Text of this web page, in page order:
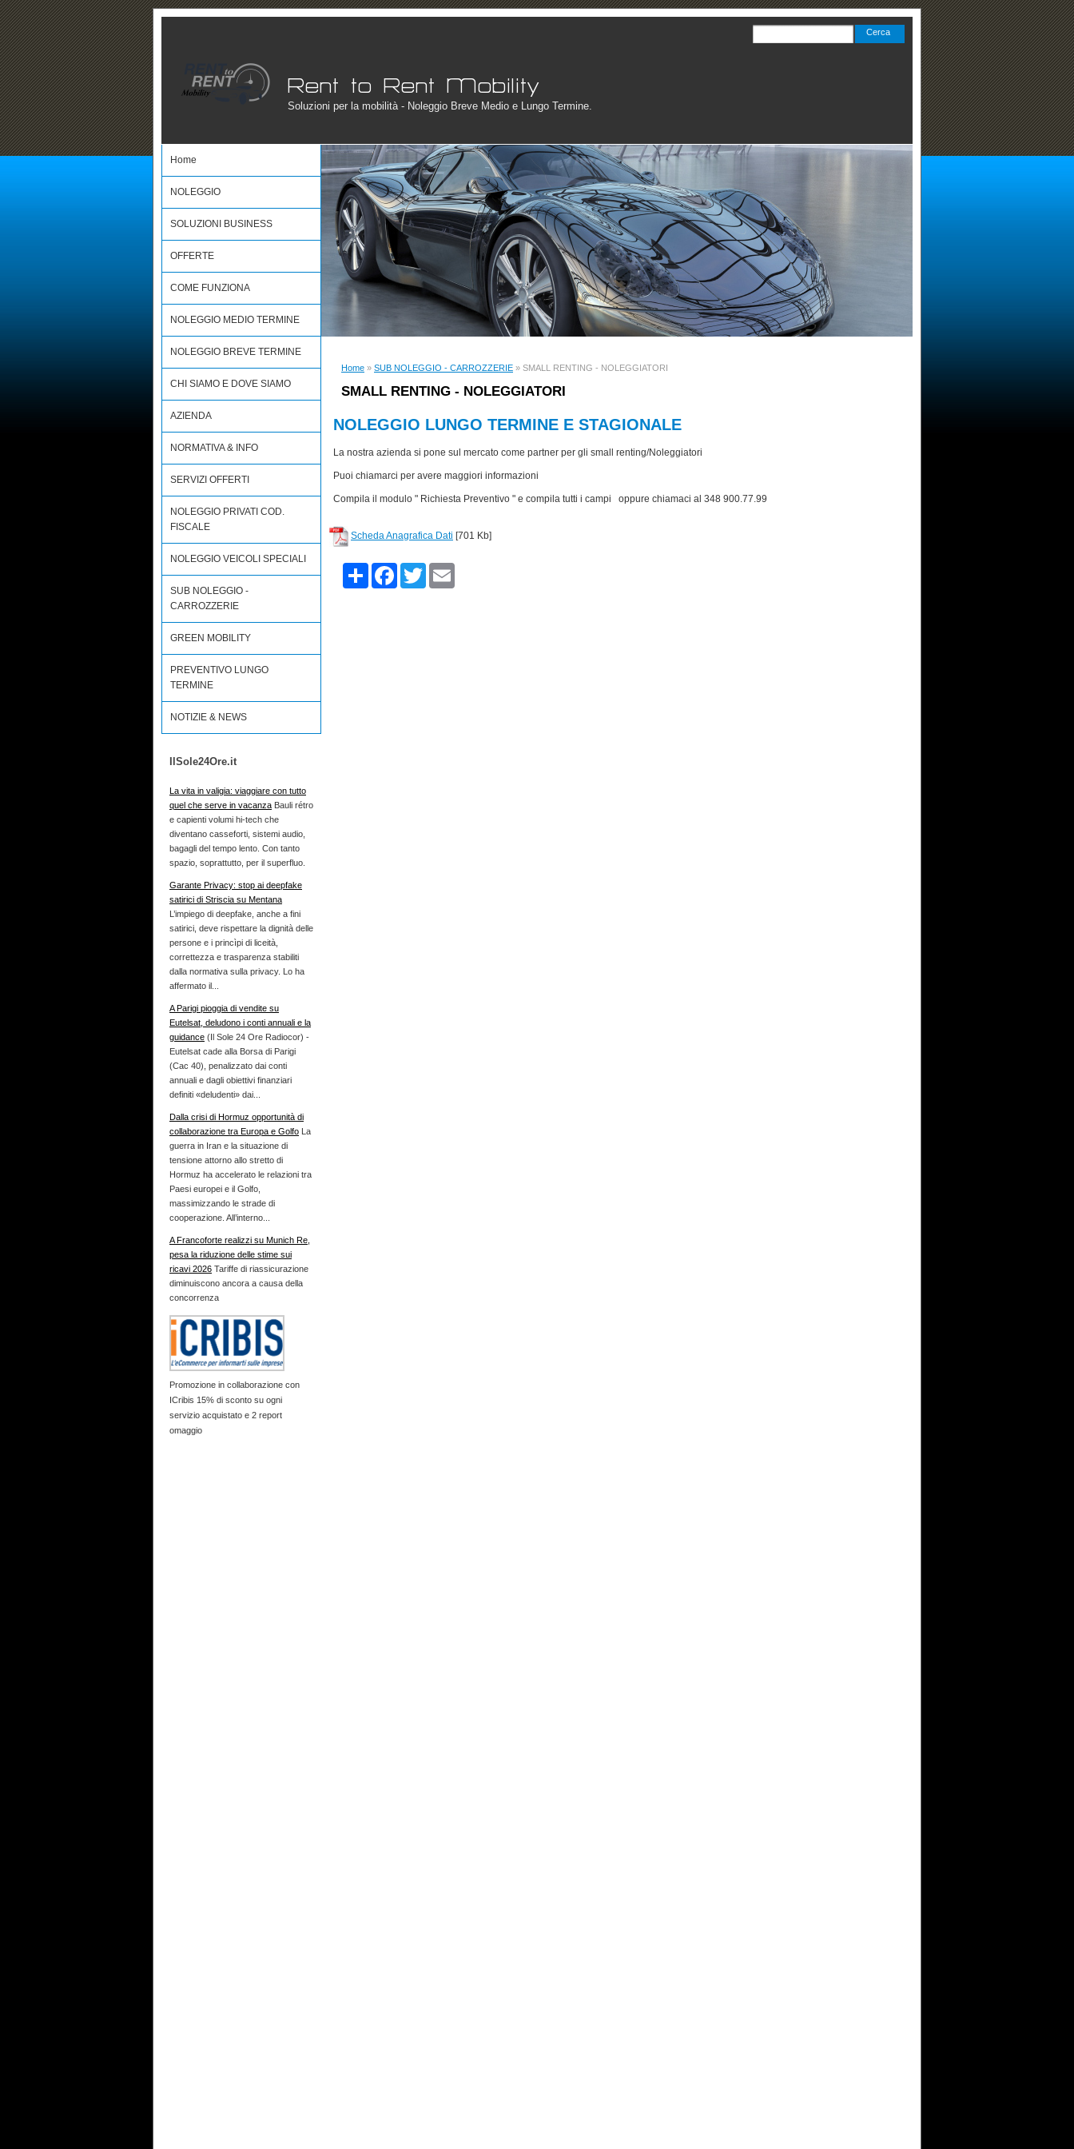
Soluzioni per la mobilità - Noleggio Breve Medio e Lungo Termine.
Home » SUB NOLEGGIO - CARROZZERIE » SMALL RENTING - NOLEGGIATORI
SMALL RENTING - NOLEGGIATORI
NOLEGGIO LUNGO TERMINE E STAGIONALE
La nostra azienda si pone sul mercato come partner per gli small renting/Noleggiatori
Puoi chiamarci per avere maggiori informazioni
Compila il modulo " Richiesta Preventivo " e compila tutti i campi oppure chiamaci al 348 900.77.99
Scheda Anagrafica Dati [701 Kb]
Share FacebookTwitter
Home
NOLEGGIO
SOLUZIONI BUSINESS
OFFERTE
COME FUNZIONA
NOLEGGIO MEDIO TERMINE
NOLEGGIO BREVE TERMINE
CHI SIAMO E DOVE SIAMO
AZIENDA
NORMATIVA & INFO
SERVIZI OFFERTI
NOLEGGIO PRIVATI COD.
FISCALE
NOLEGGIO VEICOLI SPECIALI
SUB NOLEGGIO -
CARROZZERIE
GREEN MOBILITY
PREVENTIVO LUNGO
TERMINE
NOTIZIE & NEWS
IlSole24Ore.it
La vita in valigia: viaggiare con tutto
quel che serve in vacanza Bauli rétro
e capienti volumi hi-tech che
diventano casseforti, sistemi audio,
bagagli del tempo lento. Con tanto
spazio, soprattutto, per il superfluo.
Garante Privacy: stop ai deepfake
satirici di Striscia su Mentana
L’impiego di deepfake, anche a fini
satirici, deve rispettare la dignità delle
persone e i princìpi di liceità,
correttezza e trasparenza stabiliti
dalla normativa sulla privacy. Lo ha
affermato il...
A Parigi pioggia di vendite su
Eutelsat, deludono i conti annuali e la
guidance (Il Sole 24 Ore Radiocor) -
Eutelsat cade alla Borsa di Parigi
(Cac 40), penalizzato dai conti
annuali e dagli obiettivi finanziari
definiti «deludenti» dai...
Dalla crisi di Hormuz opportunità di
collaborazione tra Europa e Golfo La
guerra in Iran e la situazione di
tensione attorno allo stretto di
Hormuz ha accelerato le relazioni tra
Paesi europei e il Golfo,
massimizzando le strade di
cooperazione. All’interno...
A Francoforte realizzi su Munich Re,
pesa la riduzione delle stime sui
ricavi 2026 Tariffe di riassicurazione
diminuiscono ancora a causa della
concorrenza
Promozione in collaborazione con
ICribis 15% di sconto su ogni
servizio acquistato e 2 report
omaggio